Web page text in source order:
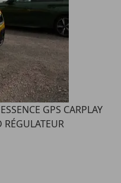
GPS CARPLAY
RÉGULATEUR